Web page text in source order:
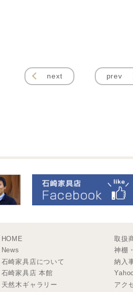
next prev
HOME
News
石崎家具店について
石崎家具店 本館
天然木ギャラリー
取扱
神棚
納入
アク